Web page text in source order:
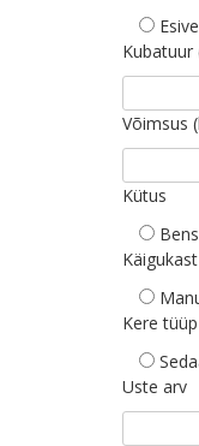
Kubatuur
Võimsus
Kütus
Käigukast
Kere tüüp
Uste arv